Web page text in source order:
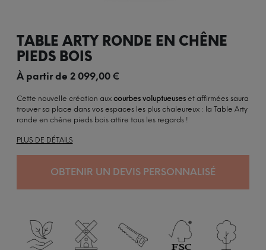
TABLE ARTY RONDE EN CHÊNE
PIEDS BOIS
À partir de 2 099,00€
Cette nouvelle création aux courbes voluptueuseset affirmées saura
trouver sa place dans vos espaces les plus chaleureux : la Table Arty
ronde en chêne pieds bois attire tous les regards !
PLUS DE DÉTAILS
OBTENIR UN DEVIS PERSONNALISÉ